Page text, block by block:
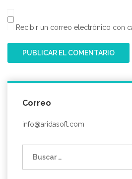
Recibir un correo electrónico con
Correo
info@aridasoft.com